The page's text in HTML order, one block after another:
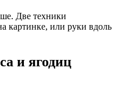
Две техники
картинке, или руки вдоль
и ягодиц